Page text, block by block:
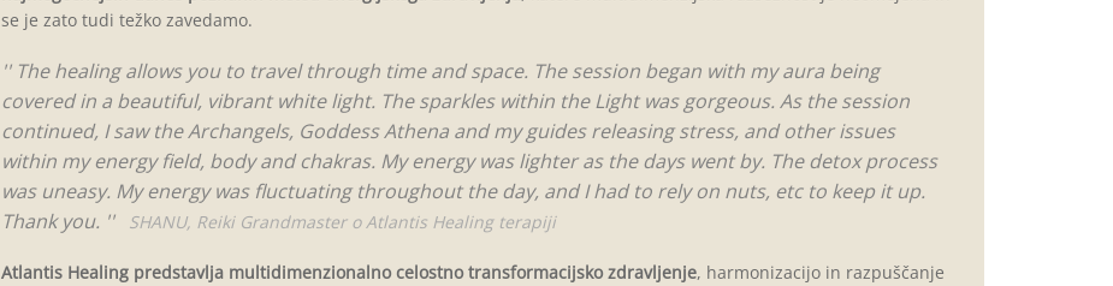
se je zato tudi težko zavedamo.
'' The healing allows you to travel through time and space. The session began with my aura being
covered in a beautiful, vibrant white light. The sparkles within the Light was gorgeous. As the session
continued, I saw the Archangels, Goddess Athena and my guides releasing stress, and other issues
within my energy field, body and chakras. My energy was lighter as the days went by. The detox process
was uneasy. My energy was fluctuating throughout the day, and I had to rely on nuts, etc to keep it up.
Thank you. '' SHANU, Reiki Grandmaster o Atlantis Healing terapiji
Atlantis Healing predstavlja multidimenzionalnocelostno transformacijsko zdravljenje, harmonizacijo in razpuščanje